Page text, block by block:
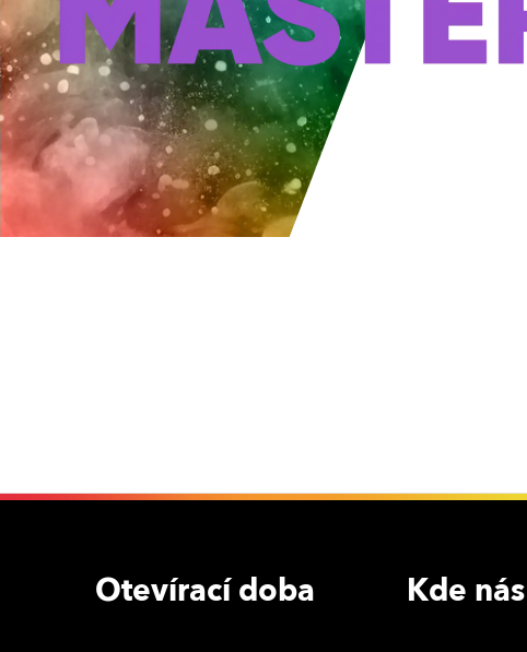
Otevírací doba Kde